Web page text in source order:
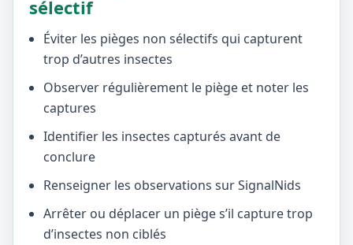
sélectif
Éviter les pièges non sélectifs qui capturent
trop d’autres insectes
Observer régulièrement le piège et noter les
captures
Identifier les insectes capturés avant de
conclure
Renseigner les observations sur SignalNids
Arrêter ou déplacer un piège s’il capture trop
d’insectes non ciblés